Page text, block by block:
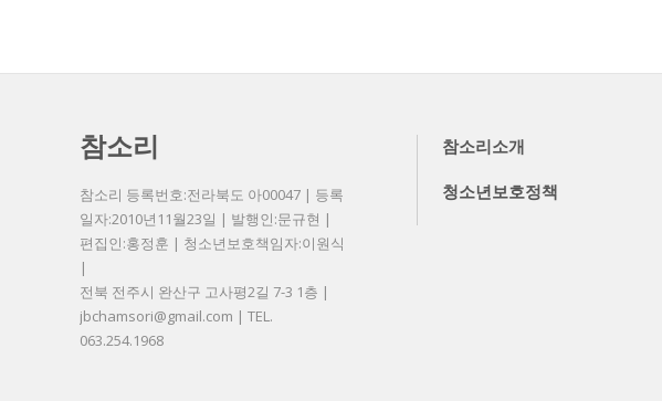
참소리
참소리 등록번호:전라북도 아00047 | 등록
일자:2010년11월23일 | 발행인:문규현 |
편집인:홍정훈 | 청소년보호책임자:이원식
|
전북 전주시 완산구 고사평2길 7-3 1층 |
jbchamsori@gmail.com | TEL.
063.254.1968
참소리소개
청소년보호정책